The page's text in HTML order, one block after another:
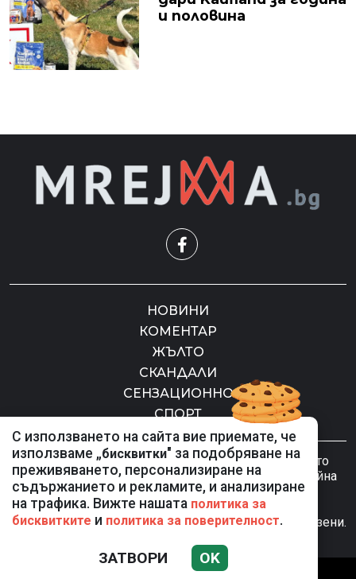
и половина
С използването на сайта вие приемате, че
използваме „бисквитки" за подобряване на
преживяването, персонализиране на
съдържанието и рекламите, и анализиране
на трафика. Вижте нашата политика за
бисквитките и политика за поверителност.
ЗАТВОРИ OK
НОВИНИ
КОМЕНТАР
ЖЪЛТО
СКАНДАЛИ
СЕНЗАЦИОННО
СПОРТ
Използването и публикуването на част или цялото
съдържание на Mreja.bg без разрешение на Медийна
група Асмара ЕООД е забранено.
© 2010 - 2026 | Mreja.bg. Всички права запазени.
РЕКЛАМА